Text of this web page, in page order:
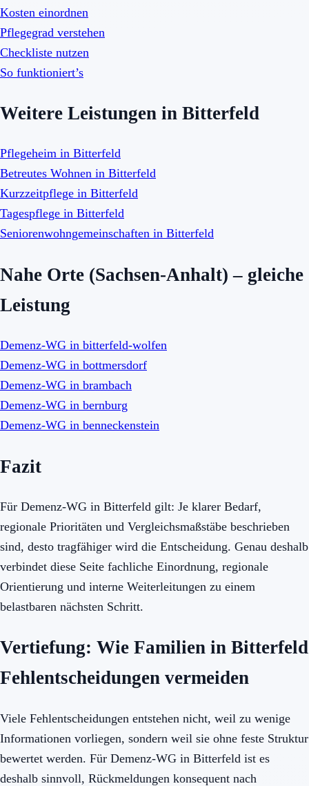
Kosten einordnen
Pflegegrad verstehen
Checkliste nutzen
So funktioniert’s
Weitere Leistungen in Bitterfeld
Pflegeheim in Bitterfeld
Betreutes Wohnen in Bitterfeld
Kurzzeitpflege in Bitterfeld
Tagespflege in Bitterfeld
Seniorenwohngemeinschaften in Bitterfeld
Nahe Orte (Sachsen-Anhalt) – gleiche
Leistung
Demenz-WG in bitterfeld-wolfen
Demenz-WG in bottmersdorf
Demenz-WG in brambach
Demenz-WG in bernburg
Demenz-WG in benneckenstein
Fazit
Für Demenz-WG in Bitterfeld gilt: Je klarer Bedarf,
regionale Prioritäten und Vergleichsmaßstäbe beschrieben
sind, desto tragfähiger wird die Entscheidung. Genau deshalb
verbindet diese Seite fachliche Einordnung, regionale
Orientierung und interne Weiterleitungen zu einem
belastbaren nächsten Schritt.
Vertiefung: Wie Familien in Bitterfeld
Fehlentscheidungen vermeiden
Viele Fehlentscheidungen entstehen nicht, weil zu wenige
Informationen vorliegen, sondern weil sie ohne feste Struktur
bewertet werden. Für Demenz-WG in Bitterfeld ist es
deshalb sinnvoll, Rückmeldungen konsequent nach